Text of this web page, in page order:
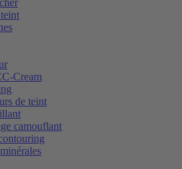
Cream
de teint
camouflant